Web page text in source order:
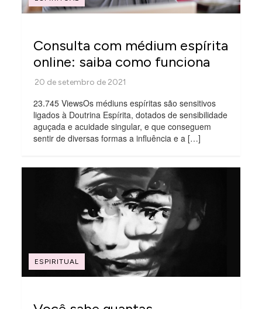
Consulta com médium espírita
online: saiba como funciona
23.745 ViewsOs médiuns espíritas são sensitivos
ligados à Doutrina Espírita, dotados de sensibilidade
aguçada e acuidade singular, e que conseguem
sentir de diversas formas a influência e a […]
ESPIRITUAL